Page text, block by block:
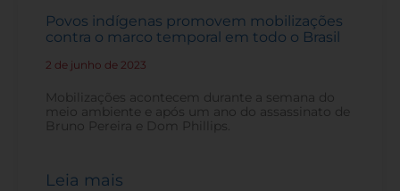
Povos indígenas promovem mobilizações
contra o marco temporal em todo o Brasil
2 de junho de 2023
Mobilizações acontecem durante a semana do
meio ambiente e após um ano do assassinato de
Bruno Pereira e Dom Phillips.
Leia mais